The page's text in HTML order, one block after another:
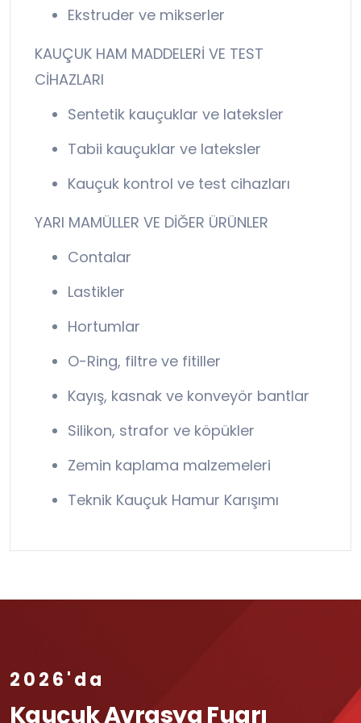
Ekstruder ve mikserler
KAUÇUK HAM MADDELERİ VE TEST
CİHAZLARI
Sentetik kauçuklar ve lateksler
Tabii kauçuklar ve lateksler
Kauçuk kontrol ve test cihazları
YARI MAMÜLLER VE DİĞER ÜRÜNLER
Contalar
Lastikler
Hortumlar
O-Ring, filtre ve fitiller
Kayış, kasnak ve konveyör bantlar
Silikon, strafor ve köpükler
Zemin kaplama malzemeleri
Teknik Kauçuk Hamur Karışımı
2026'da
Kauçuk Avrasya Fuarı